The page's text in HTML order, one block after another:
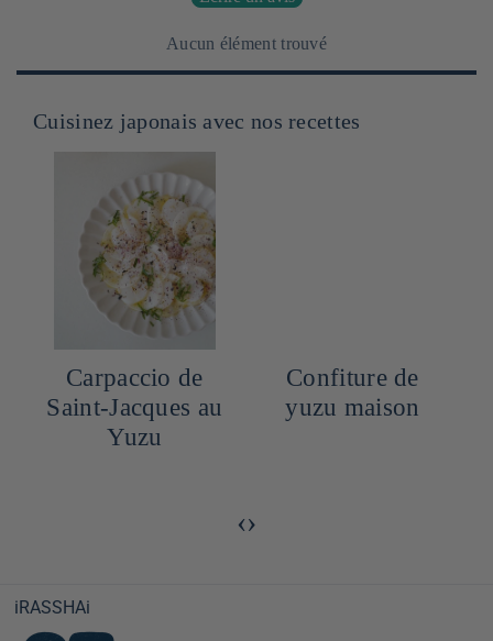
Aucun élément trouvé
Cuisinez japonais avec nos recettes
Carpaccio de
Saint-Jacques au
Yuzu
Confiture de
yuzu maison
‹›
iRASSHAi